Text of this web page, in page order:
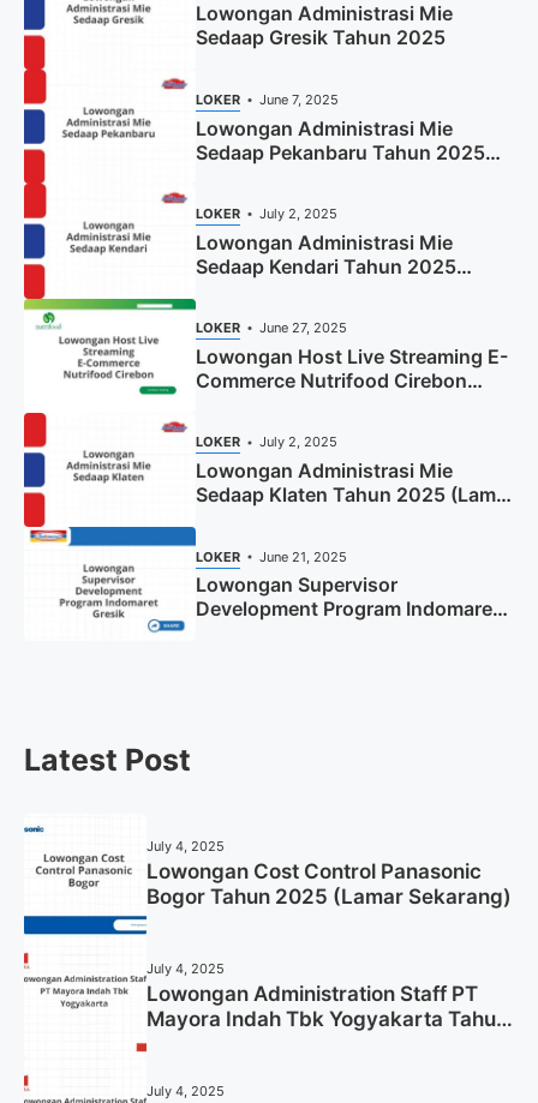
Lowongan Administrasi Mie
Sedaap Gresik Tahun 2025
LOKER June 7, 2025
Lowongan Administrasi Mie
Sedaap Pekanbaru Tahun 2025
LOKER July 2, 2025
Lowongan Administrasi Mie
Sedaap Kendari Tahun 2025
LOKER June 27, 2025
Lowongan Host Live Streaming E-
Commerce Nutrifood Cirebon
LOKER July 2, 2025
Lowongan Administrasi Mie
Sedaap Klaten Tahun 2025 (Lamar
LOKER June 21, 2025
Lowongan Supervisor
Development Program Indomaret
Latest Post
July 4, 2025
Lowongan Cost Control Panasonic
Bogor Tahun 2025 (Lamar Sekarang)
July 4, 2025
Lowongan Administration Staff PT
Mayora Indah Tbk Yogyakarta Tahun
July 4, 2025